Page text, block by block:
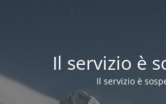
Il servizio è
Il servizio è